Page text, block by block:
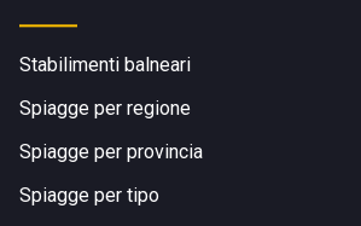
Stabilimenti balneari
Spiagge per regione
Spiagge per provincia
Spiagge per tipo